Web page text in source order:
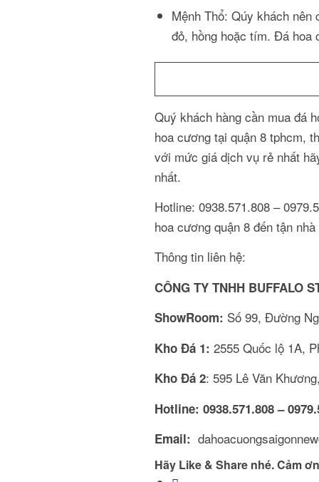
Mệnh Thổ: Qúy khách
đỏ, hồng hoặc tím. Đá hoa
Quý khách hàng cần mua đá
hoa cương tại quận 8 tphcm,
với mức giá dịch vụ rẻ nhất
nhất.
Hotline: 0938.571.808 –
hoa cương quận 8 đến tận
Thông tin liên hệ:
CÔNG TY TNHH BUFFALO
ShowRoom: Số 99, Đường
Kho Đá 1: 2555 Quốc lộ 1A,
Kho Đá 2: 595 Lê Văn
Hotline: 0938.571.808 –
Email:
Hãy Like & Share nhé. Cảm